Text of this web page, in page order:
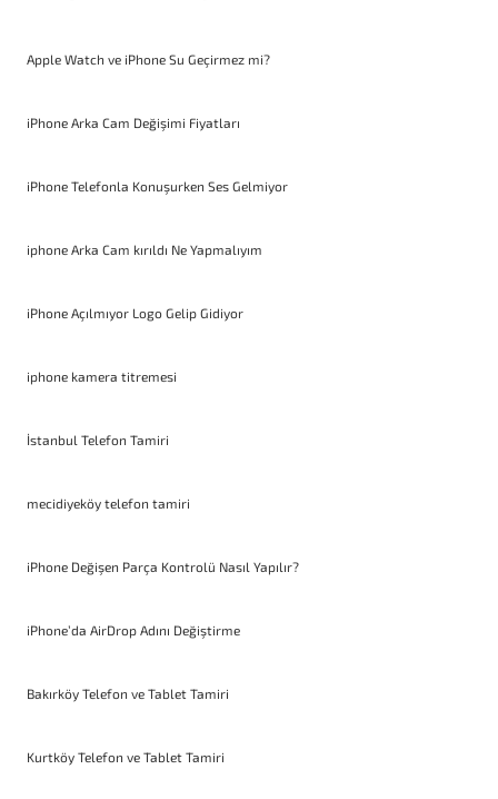
Apple Watch ve iPhone Su Geçirmez mi?
iPhone Arka Cam Değişimi Fiyatları
iPhone Telefonla Konuşurken Ses Gelmiyor
iphone Arka Cam kırıldı Ne Yapmalıyım
iPhone Açılmıyor Logo Gelip Gidiyor
iphone kamera titremesi
İstanbul Telefon Tamiri
mecidiyeköy telefon tamiri
iPhone Değişen Parça Kontrolü Nasıl Yapılır?
iPhone’da AirDrop Adını Değiştirme
Bakırköy Telefon ve Tablet Tamiri
Kurtköy Telefon ve Tablet Tamiri